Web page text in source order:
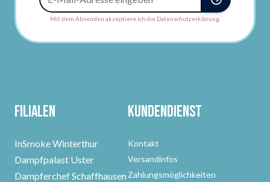
Mit dem Absenden akzeptiere ich die Datenschutzerklärung.
Filialen
InSmoke Winterthur
Dampfpalast Uster
Dampferchef Schaffhausen
Kundendienst
Kontakt
Versandinfos
Zahlungsmöglichkeiten